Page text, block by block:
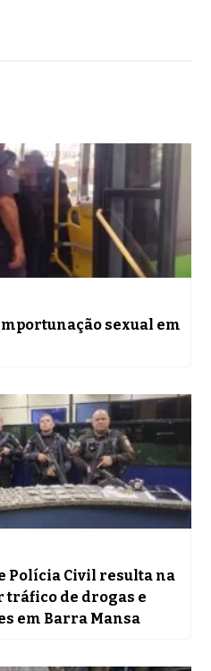
sexual em
Polícia Civil resulta na
tráfico de drogas e
em Barra Mansa